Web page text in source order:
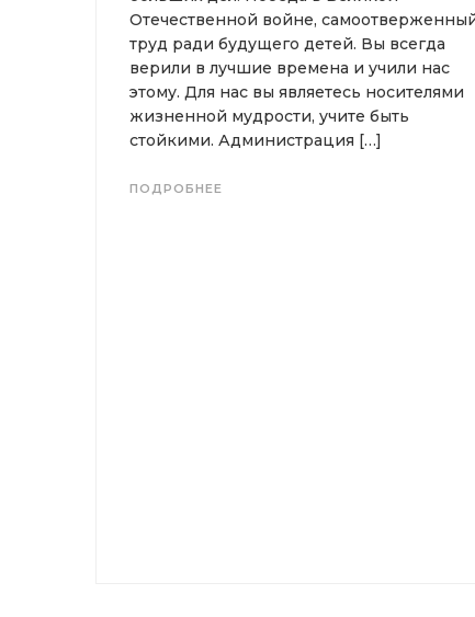
Отечественной войне,
труд ради будущего детей. Вы всегда
верили в лучшие времена и учили нас
этому. Для нас вы являетесь носителями
жизненной мудрости, учите быть
стойкими. Администрация […]
ПОДРОБНЕЕ